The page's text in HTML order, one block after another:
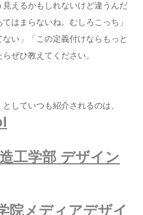
見えるかもしれないけど違うんだ
はまらないね。むしろこっち」
ない」「この定義付けならもっと
らぜひ教えてください。
していつも紹介されるのは、
工学部 デザイン
院メディアデザイ